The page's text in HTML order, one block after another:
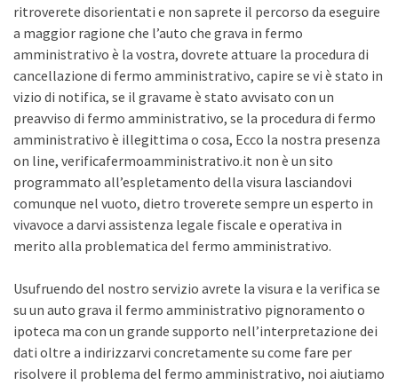
ritroverete disorientati e non saprete il percorso da eseguire
a maggior ragione che l’auto che grava in fermo
amministrativo è la vostra, dovrete attuare la procedura di
cancellazione di fermo amministrativo, capire se vi è stato in
vizio di notifica, se il gravame è stato avvisato con un
preavviso di fermo amministrativo, se la procedura di fermo
amministrativo è illegittima o cosa, Ecco la nostra presenza
on line, verificafermoamministrativo.it non è un sito
programmato all’espletamento della visura lasciandovi
comunque nel vuoto, dietro troverete sempre un esperto in
vivavoce a darvi assistenza legale fiscale e operativa in
merito alla problematica del fermo amministrativo.
Usufruendo del nostro servizio avrete la visura e la verifica se
su un auto grava il fermo amministrativo pignoramento o
ipoteca ma con un grande supporto nell’interpretazione dei
dati oltre a indirizzarvi concretamente su come fare per
risolvere il problema del fermo amministrativo, noi aiutiamo